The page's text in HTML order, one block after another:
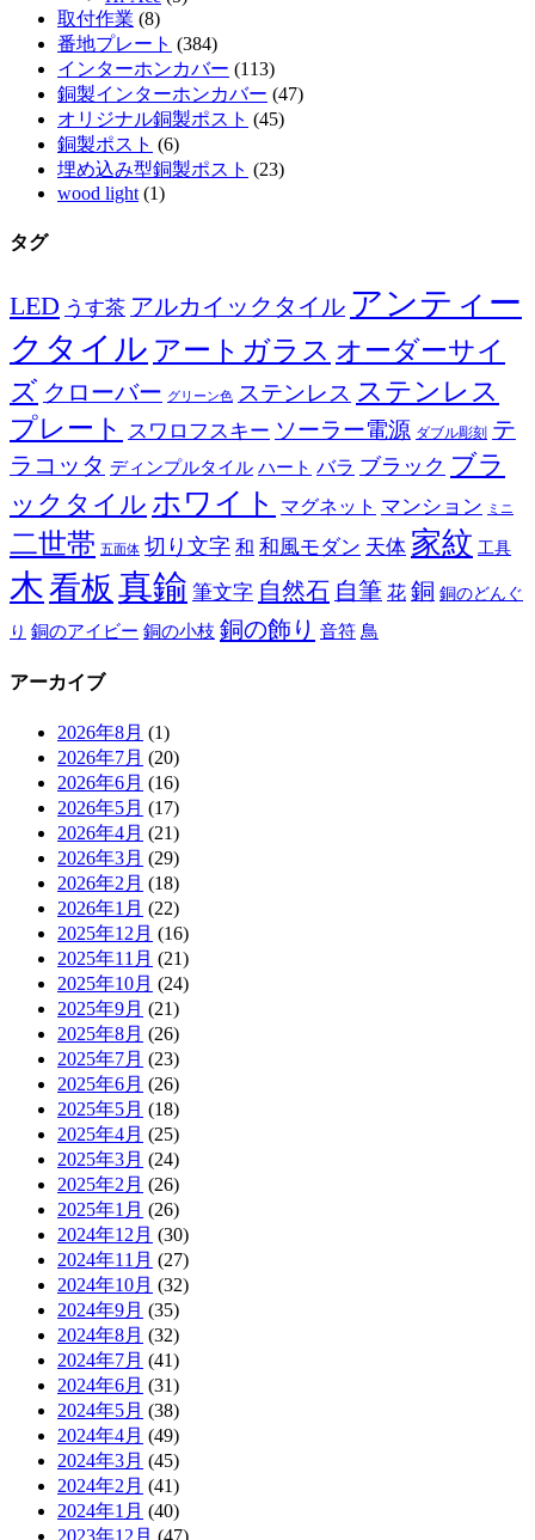
取付作業 (8)
番地プレート (384)
インターホンカバー (113)
銅製インターホンカバー (47)
オリジナル銅製ポスト (45)
銅製ポスト (6)
埋め込み型銅製ポスト (23)
wood light (1)
タグ
LED うす茶 アルカイックタイル アンティー
クタイル アートガラス オーダーサイ
ズ クローバー グリーン色 ステンレス ステンレス
プレート スワロフスキー ソーラー電源 ダブル彫刻 テ
ラコッタ ディンプルタイル ハート バラ ブラック ブラ
ックタイル ホワイト マグネット マンション ミニ
二世帯 五面体 切り文字 和 和風モダン 天体 家紋 工具
木看板 真鍮 筆文字 自然石 自筆 花 銅 銅のどんぐ
り 銅のアイビー 銅の小枝 銅の飾り 音符 鳥
アーカイブ
2026年8月 (1)
2026年7月 (20)
2026年6月 (16)
2026年5月 (17)
2026年4月 (21)
2026年3月 (29)
2026年2月 (18)
2026年1月 (22)
2025年12月 (16)
2025年11月 (21)
2025年10月 (24)
2025年9月 (21)
2025年8月 (26)
2025年7月 (23)
2025年6月 (26)
2025年5月 (18)
2025年4月 (25)
2025年3月 (24)
2025年2月 (26)
2025年1月 (26)
2024年12月 (30)
2024年11月 (27)
2024年10月 (32)
2024年9月 (35)
2024年8月 (32)
2024年7月 (41)
2024年6月 (31)
2024年5月 (38)
2024年4月 (49)
2024年3月 (45)
2024年2月 (41)
2024年1月 (40)